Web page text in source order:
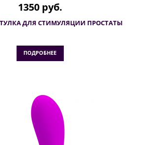
1350 руб.
ДЛЯ СТИМУЛЯЦИИ ПРОСТАТЫ
ПОДРОБНЕЕ